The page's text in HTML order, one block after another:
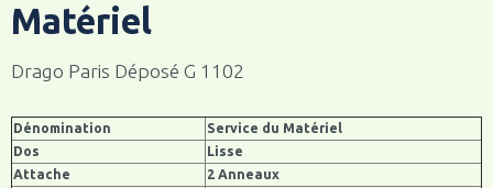
Matériel
Drago Paris Déposé G 1102
Dénomination
Service du Matériel
Dos
Lisse
Attache
2 Anneaux